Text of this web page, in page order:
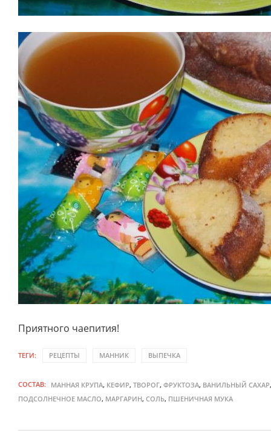
Приятного чаепития!
ТЕГИ: РЕЦЕПТЫ МАННИК ВЫПЕЧКА
СОСТАВ: МАННАЯ КРУПА, КЕФИР, ТВОРОГ, ФРУКТОЗА, ВАНИЛЬНЫЙ САХАР
ПОДСОЛНЕЧНОЕ МАСЛО, МАРГАРИН, СОЛЬ, ПШЕНИЧНАЯ МУКА